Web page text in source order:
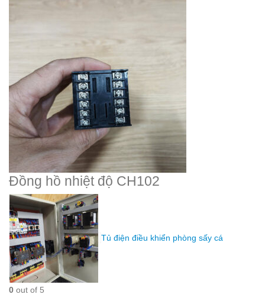
Đồng hồ nhiệt độ CH102
Tủ điện điều khiển phòng sấy cá
0 out of 5